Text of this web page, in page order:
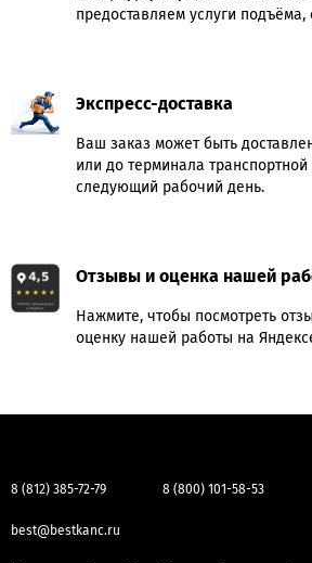
предоставляем услуги
Экспресс-доставка
Ваш заказ может быть
или до терминала
следующий рабочий день.
Отзывы и оценка нашей
Нажмите, чтобы посмотреть
оценку нашей работы на
8 (812) 385-72-79 8 (800) 101-58-53
best@bestkanc.ru